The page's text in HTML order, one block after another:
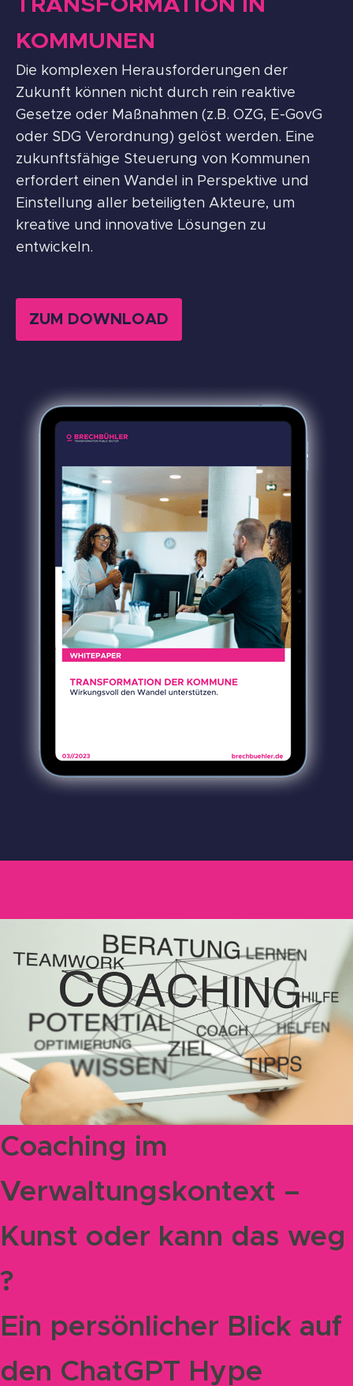
TRANSFORMATION IN
KOMMUNEN
Die komplexen Herausforderungen der
Zukunft können nicht durch rein reaktive
Gesetze oder Maßnahmen (z.B. OZG, E-GovG
oder SDG Verordnung) gelöst werden. Eine
zukunftsfähige Steuerung von Kommunen
erfordert einen Wandel in Perspektive und
Einstellung aller beteiligten Akteure, um
kreative und innovative Lösungen zu
entwickeln.
ZUM DOWNLOAD
Coaching im
Verwaltungskontext –
Kunst oder kann das weg
?
Ein persönlicher Blick auf
den ChatGPT Hype